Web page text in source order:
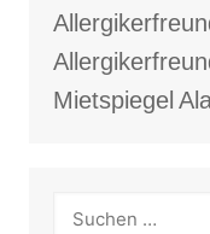
Mietspiegel